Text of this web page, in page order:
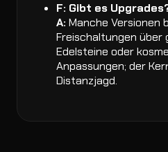
F: Gibt es
A: Manche Versionen
Freischaltungen über
Edelsteine oder
Anpassungen; der
Distanzjagd.